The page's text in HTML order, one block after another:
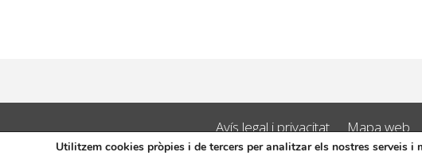
Avís legal i privacitat Mapa web
Utilitzem cookies pròpies i de tercers per analitzar els nostres serveis